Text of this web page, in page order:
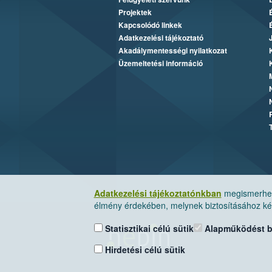
Adatkezelési tájékoztatónkban
élmény érdekében, melynek biztosításához
Statisztikai célú sütik
Hirdetési célú sütik
Alapműködést
Projektek
Kapcsolódó linkek
Adatkezelési tájékoztató
Akadálymentességi nyilatkozat
Üzemeltetési információ